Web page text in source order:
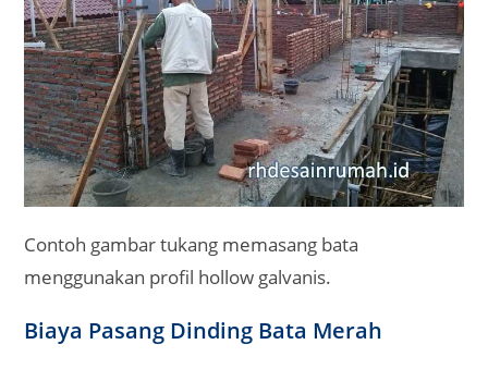
Contoh gambar tukang memasang bata
menggunakan profil hollow galvanis.
Biaya Pasang Dinding Bata Merah